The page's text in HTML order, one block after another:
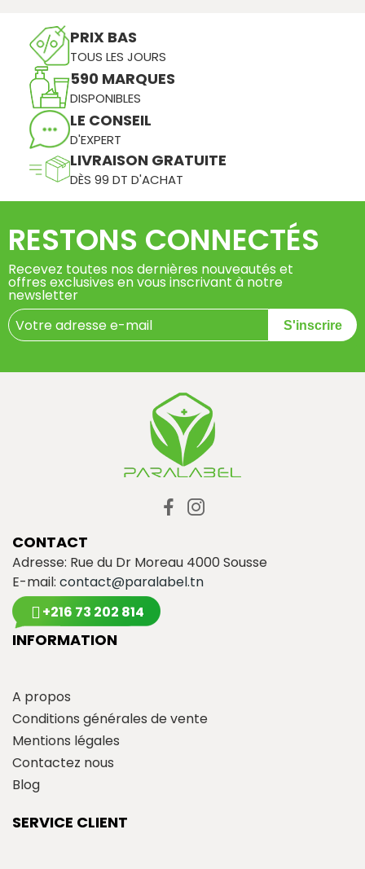
PRIX BAS
TOUS LES JOURS
590 MARQUES
DISPONIBLES
LE CONSEIL
D'EXPERT
LIVRAISON GRATUITE
DÈS 99 DT D'ACHAT
RESTONS CONNECTÉS
Recevez toutes nos dernières nouveautés et
offres exclusives en vous inscrivant à notre
newsletter
S'inscrire
CONTACT
Adresse: Rue du Dr Moreau 4000 Sousse
E-mail: contact@paralabel.tn
+216 73 202 814
INFORMATION
A propos
Conditions générales de vente
Mentions légales
Contactez nous
Blog
SERVICE CLIENT